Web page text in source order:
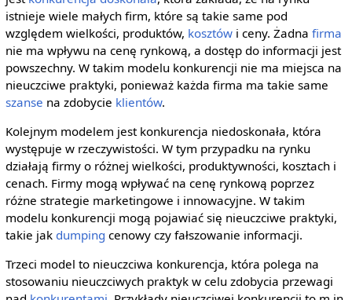
istnieje wiele małych firm, które są takie same pod
względem wielkości, produktów, kosztówi ceny. Żadna firma
nie ma wpływu na cenę rynkową, a dostęp do informacji jest
powszechny. W takim modelu konkurencji nie ma miejsca na
nieuczciwe praktyki, ponieważ każda firma ma takie same
szanse na zdobycie klientów.
Kolejnym modelem jest konkurencja niedoskonała, która
występuje w rzeczywistości. W tym przypadku na rynku
działają firmy o różnej wielkości, produktywności, kosztach i
cenach. Firmy mogą wpływać na cenę rynkową poprzez
różne strategie marketingowe i innowacyjne. W takim
modelu konkurencji mogą pojawiać się nieuczciwe praktyki,
takie jak dumping cenowy czy fałszowanie informacji.
Trzeci model to nieuczciwa konkurencja, która polega na
stosowaniu nieuczciwych praktyk w celu zdobycia przewagi